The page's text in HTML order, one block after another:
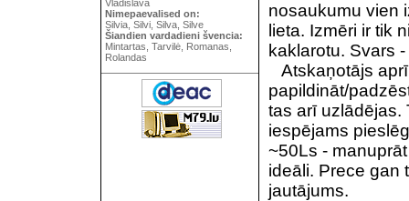
Vladislava
Nimepaevalised on:
Silvia, Silvi, Silva, Silve
Šiandien vardadieni švencia:
Mintartas, Tarvilė, Romanas,
Rolandas
nosaukumu vien
lieta. Izmēri ir tik
kaklarotu. Svars
Atskaņotājs
papildināt/
tas arī uzlādējas.
iespējams
~50Ls -
ideāli. Prece gan
jautājums.